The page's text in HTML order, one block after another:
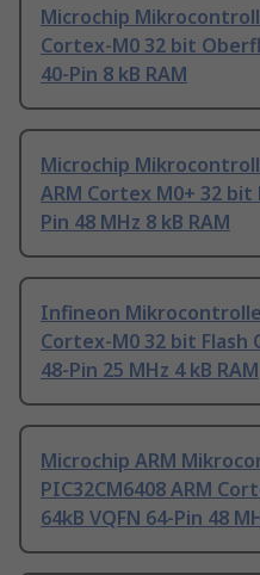
Microchip
Cortex-M0 32 bit
40-Pin 8 kB RAM
Microchip
ARM Cortex M0+ 32 bit
Pin 48 MHz 8 kB RAM
Infineon
Cortex-M0 32 bit Flash
48-Pin 25 MHz 4 kB RAM
Microchip ARM
PIC32CM6408 ARM
64kB VQFN 64-Pin 48